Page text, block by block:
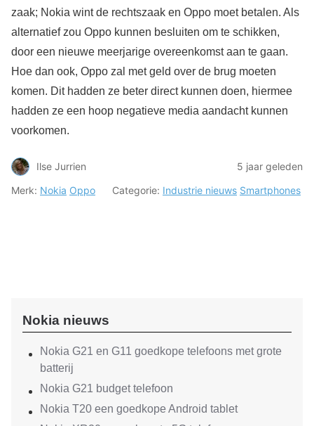
zaak; Nokia wint de rechtszaak en Oppo moet betalen. Als
alternatief zou Oppo kunnen besluiten om te schikken,
door een nieuwe meerjarige overeenkomst aan te gaan.
Hoe dan ook, Oppo zal met geld over de brug moeten
komen. Dit hadden ze beter direct kunnen doen, hiermee
hadden ze een hoop negatieve media aandacht kunnen
voorkomen.
Ilse Jurrien
5 jaar geleden
Merk: Nokia Oppo Categorie: Industrie nieuws Smartphones
Nokia nieuws
Nokia G21 en G11 goedkope telefoons met grote
batterij
Nokia G21 budget telefoon
Nokia T20 een goedkope Android tablet